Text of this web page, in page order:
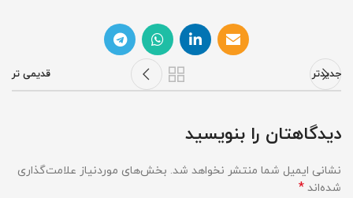
جدیدتر قدیمی تر
دیدگاهتان را بنویسید
نشانی ایمیل شما منتشر نخواهد شد. بخش‌های موردنیاز علامت‌گذاری
شده‌اند *